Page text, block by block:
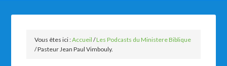
Vous êtes ici :Accueil /Les Podcasts du Ministere Biblique
/Pasteur Jean Paul Vimbouly.